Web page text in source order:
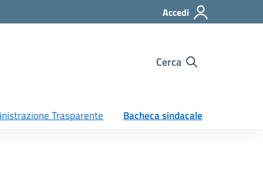
Accedi
Cerca
Trasparente Bacheca sindacale